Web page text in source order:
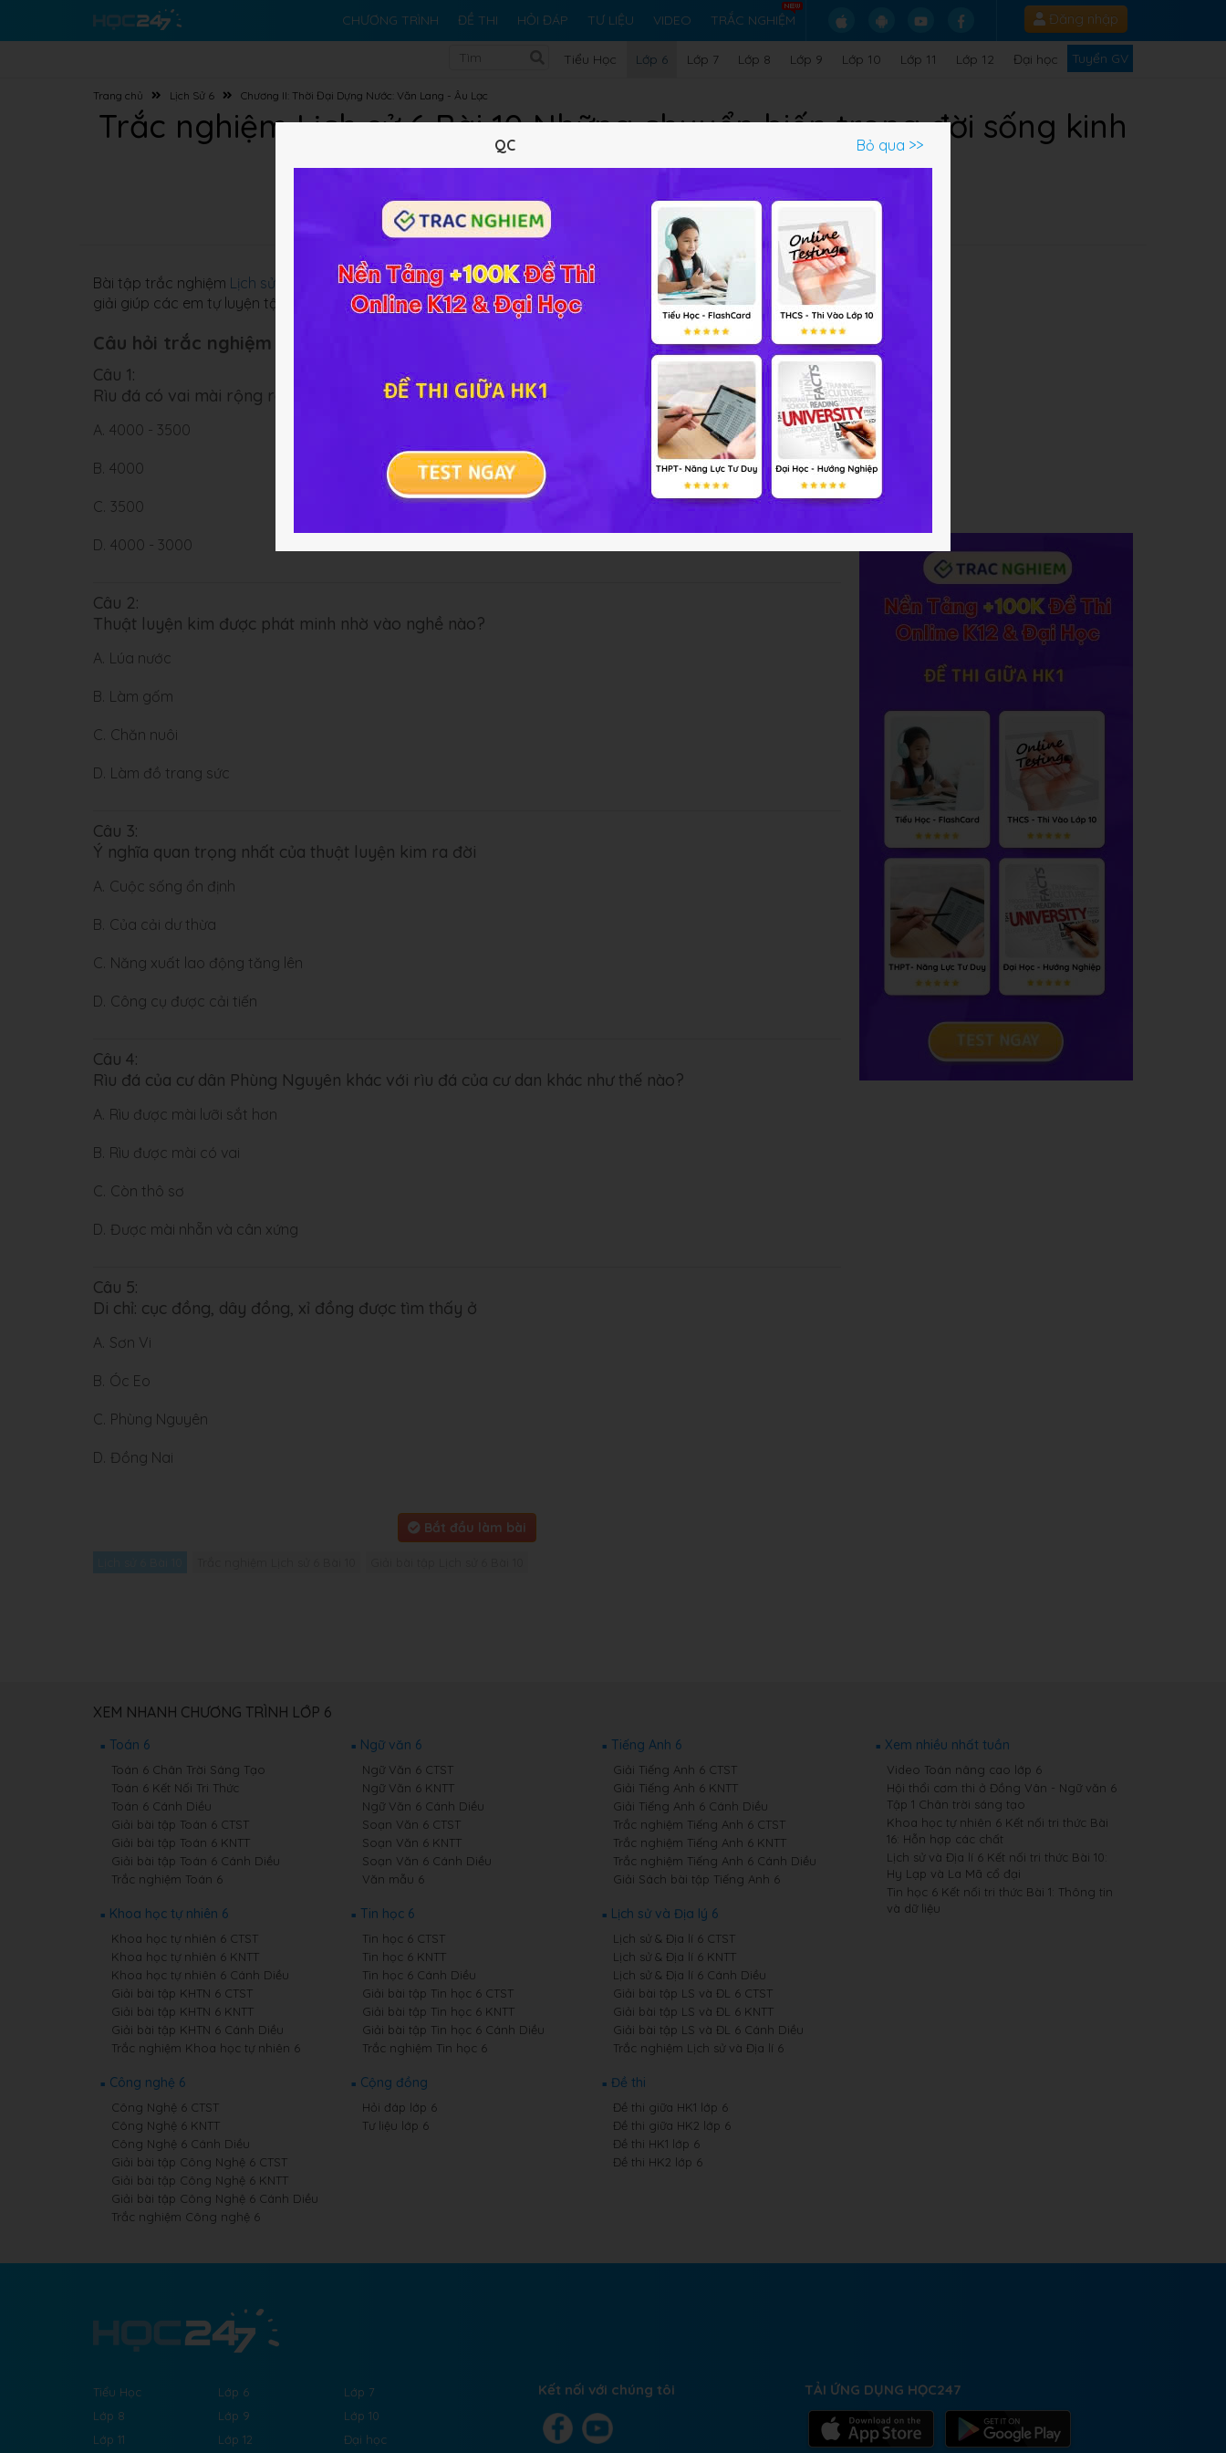
CHƯƠNG TRÌNH ĐỀ THI HỎI ĐÁP TƯ LIỆU VIDEO TRẮC NGHIỆM Đăng nhập
Tiểu Học Lớp 6 Lớp 7 Lớp 8 Lớp 9 Lớp 10 Lớp 11 Lớp 12 Đại học Tuyển GV
Trang chủ Lịch Sử 6 Chương II: Thời Đại Dựng Nước: Văn Lang - Âu Lạc
Trắc nghiệm Lịch sử 6 Bài 10 Những chuyển biến trong đời sống kinh
tế
Lý thuyết 5Trắc nghiệm BT SGK 99 FAQ
Bài tập trắc nghiệm Lịch sử 6 Bài 10 vềNhững chuyển biến trong đời sống kinh tế
online đầy đủ đáp án và lời
giải giúp các em tự luyện tập và củng cố kiến thức bài học.
Câu hỏi trắc nghiệm (5 câu):
Câu 1:
Rìu đá có vai mài rộng ra hai mặt hình dáng cân xứng được phát hiện ở niên đại nào?
A. 4000 - 3500
B. 4000
C. 3500
D. 4000 - 3000
Câu 2:
Thuật luyện kim được phát minh nhờ vào nghề nào?
A. Lúa nước
B. Làm gốm
C. Chăn nuôi
D. Làm đồ trang sức
Câu 3:
Ý nghĩa quan trọng nhất của thuật luyện kim ra đời
A. Cuộc sống ổn định
B. Của cải dư thừa
C. Năng xuất lao động tăng lên
D. Công cụ được cải tiến
Câu 4:
Rìu đá của cư dân Phùng Nguyên khác với rìu đá của cư dan khác như thế nào?
A. Rìu được mài lưỡi sắt hơn
B. Rìu được mài có vai
C. Còn thô sơ
D. Được mài nhẵn và cân xứng
Câu 5:
Di chỉ: cục đồng, dây đồng, xỉ đồng được tìm thấy ở
A. Sơn Vi
B. Óc Eo
C. Phùng Nguyên
D. Đồng Nai
Bắt đầu làm bài
XEM NHANH CHƯƠNG TRÌNH LỚP 6
Toán 6
Toán 6 Chân Trời Sáng Tạo
Toán 6 Kết Nối Tri Thức
Toán 6 Cánh Diều
Giải bài tập Toán 6 CTST
Giải bài tập Toán 6 KNTT
Giải bài tập Toán 6 Cánh Diều
Trắc nghiệm Toán 6
Ngữ văn 6
Ngữ Văn 6 CTST
Ngữ Văn 6 KNTT
Ngữ Văn 6 Cánh Diều
Soạn Văn 6 CTST
Soạn Văn 6 KNTT
Soạn Văn 6 Cánh Diều
Văn mẫu 6
Tiếng Anh 6
Giải Tiếng Anh 6 CTST
Giải Tiếng Anh 6 KNTT
Giải Tiếng Anh 6 Cánh Diều
Trắc nghiệm Tiếng Anh 6 CTST
Trắc nghiệm Tiếng Anh 6 KNTT
Trắc nghiệm Tiếng Anh 6 Cánh Diều
Giải Sách bài tập Tiếng Anh 6
Khoa học tự nhiên 6
Khoa học tự nhiên 6 CTST
Khoa học tự nhiên 6 KNTT
Khoa học tự nhiên 6 Cánh Diều
Giải bài tập KHTN 6 CTST
Giải bài tập KHTN 6 KNTT
Giải bài tập KHTN 6 Cánh Diều
Trắc nghiệm Khoa học tự nhiên 6
Tin học 6
Tin học 6 CTST
Tin học 6 KNTT
Tin học 6 Cánh Diều
Giải bài tập Tin học 6 CTST
Giải bài tập Tin học 6 KNTT
Giải bài tập Tin học 6 Cánh Diều
Trắc nghiệm Tin học 6
Lịch sử và Địa lý 6
Lịch sử & Địa lí 6 CTST
Lịch sử & Địa lí 6 KNTT
Lịch sử & Địa lí 6 Cánh Diều
Giải bài tập LS và ĐL 6 CTST
Giải bài tập LS và ĐL 6 KNTT
Giải bài tập LS và ĐL 6 Cánh Diều
Trắc nghiệm Lịch sử và Địa lí 6
Công nghệ 6
Công Nghệ 6 CTST
Công Nghệ 6 KNTT
Công Nghệ 6 Cánh Diều
Giải bài tập Công Nghệ 6 CTST
Giải bài tập Công Nghệ 6 KNTT
Giải bài tập Công Nghệ 6 Cánh Diều
Trắc nghiệm Công nghệ 6
Cộng đồng
Hỏi đáp lớp 6
Tư liệu lớp 6
Đề thi
Đề thi giữa HK1 lớp 6
Đề thi giữa HK2 lớp 6
Đề thi HK1 lớp 6
Đề thi HK2 lớp 6
Xem nhiều nhất tuần
Video Toán nâng cao lớp 6
Hội thổi cơm thi ở Đồng Vân - Ngữ văn 6
Tập 1 Chân trời sáng tạo
Khoa học tự nhiên 6 Kết nối tri thức Bài
16: Hỗn hợp các chất
Lịch sử và Địa lí 6 Kết nối tri thức Bài 10:
Hy Lạp và La Mã cổ đại
Tin học 6 Kết nối tri thức Bài 1: Thông tin
và dữ liệu
Tiểu Học Lớp 6
Lớp 7
Lớp 8
Lớp 9
Lớp 10
Lớp 11
Lớp 12 Đại học
Kết nối với chúng tôi TẢI ỨNG DỤNG HỌC247
QC Bỏ qua >>